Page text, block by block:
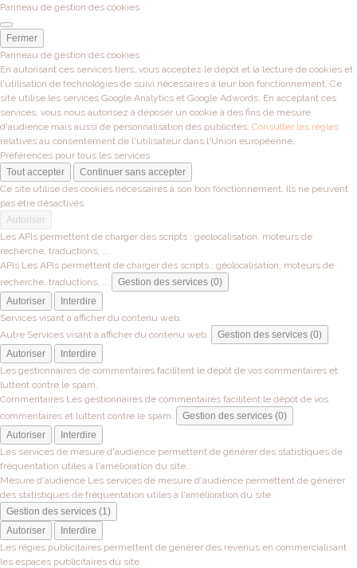
Panneau de gestion des cookies
Fermer
Panneau de gestion des cookies
En autorisant ces services tiers, vous acceptez le dépôt et la lecture de cookies et
l'utilisation de technologies de suivi nécessaires à leur bon fonctionnement. Ce
site utilise les services Google Analytics et Google Adwords. En acceptant ces
services, vous nous autorisez à déposer un cookie à des fins de mesure
d'audience mais aussi de personnalisation des publicités. Consulter les règles
relatives au consentement de l'utilisateur dans l'Union européenne.
Préférences pour tous les services
Tout accepter
Continuer sans accepter
Ce site utilise des cookies nécessaires à son bon fonctionnement. Ils ne peuvent
pas être désactivés.
Autoriser
Les APIs permettent de charger des scripts : géolocalisation, moteurs de
recherche, traductions, ...
APIs Les APIs permettent de charger des scripts : géolocalisation, moteurs de
recherche, traductions, ...
Gestion des services (0)
Autoriser
Interdire
Services visant à afficher du contenu web.
Autre Services visant à afficher du contenu web.
Gestion des services (0)
Autoriser
Interdire
Les gestionnaires de commentaires facilitent le dépôt de vos commentaires et
luttent contre le spam.
Commentaires Les gestionnaires de commentaires facilitent le dépôt de vos
commentaires et luttent contre le spam.
Gestion des services (0)
Autoriser
Interdire
Les services de mesure d'audience permettent de générer des statistiques de
fréquentation utiles à l'amélioration du site.
Mesure d'audience Les services de mesure d'audience permettent de générer
des statistiques de fréquentation utiles à l'amélioration du site.
Gestion des services (1)
Autoriser
Interdire
Les régies publicitaires permettent de générer des revenus en commercialisant
les espaces publicitaires du site.